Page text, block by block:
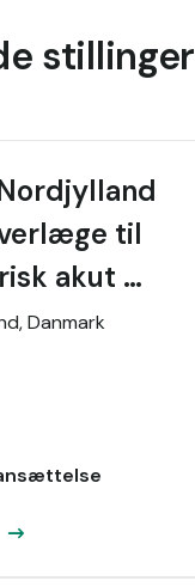
stillinger
til
akut
Danmark